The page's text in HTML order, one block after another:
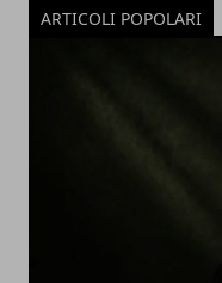
ARTICOLI POPOLARI